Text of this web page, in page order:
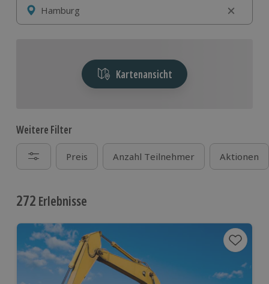
auf der Elbe oder spannendes Escape-Room-
Abenteuer – hier ist für jeden Geschmack etwas
Kartenansicht
Weitere Filter
Preis Anzahl Teilnehmer Aktionen
272 Erlebnisse